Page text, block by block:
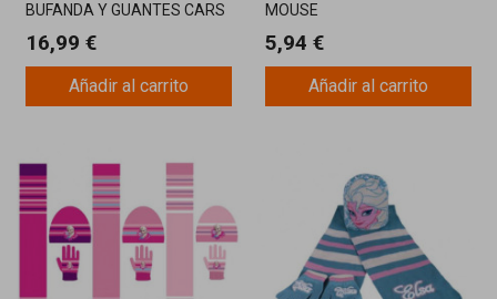
BUFANDA Y GUANTES CARS
16,99 €
Añadir al carrito
MOUSE
5,94 €
Añadir al carrito